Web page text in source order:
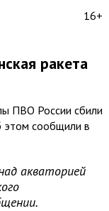
16+
ракета
ПВО России сбили
этом сообщили в
акваторией